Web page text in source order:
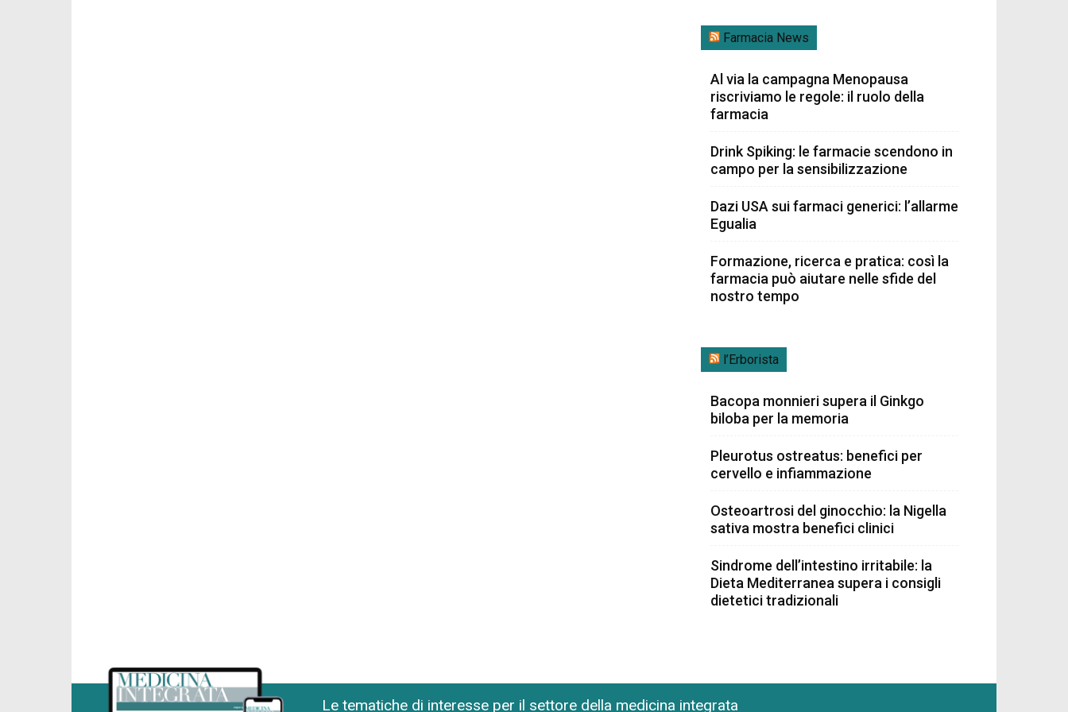
Farmacia News
Al via la campagna Menopausa
riscriviamo le regole: il ruolo della
farmacia
Drink Spiking: le farmacie scendono in
campo per la sensibilizzazione
Dazi USA sui farmaci generici: l’allarme
Egualia
Formazione, ricerca e pratica: così la
farmacia può aiutare nelle sfide del
nostro tempo
l’Erborista
Bacopa monnieri supera il Ginkgo
biloba per la memoria
Pleurotus ostreatus: benefici per
cervello e infiammazione
Osteoartrosi del ginocchio: la Nigella
sativa mostra benefici clinici
Sindrome dell’intestino irritabile: la
Dieta Mediterranea supera i consigli
dietetici tradizionali
Le tematiche di interesse per il settore della medicina integrata